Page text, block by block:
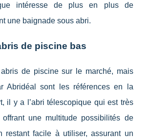
intéresse de plus en plus de
une baignade sous abri.
de piscine bas
abris de piscine sur le marché, mais
Abridéal sont les références en la
il y a l’abri télescopique qui est très
une multitude possibilités de
restant facile à utiliser, assurant un